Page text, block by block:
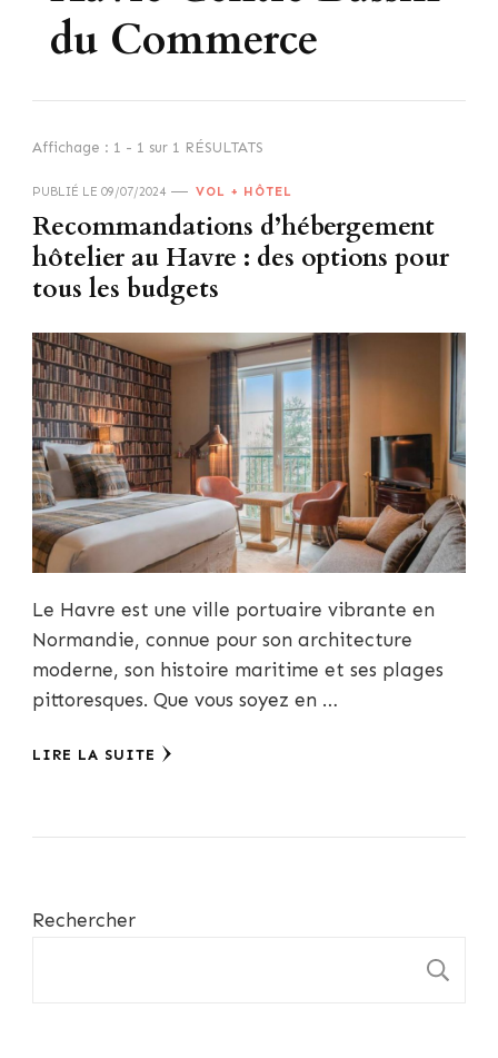
du Commerce
Affichage : 1 - 1 sur 1 RÉSULTATS
PUBLIÉ LE 09/07/2024 VOL + HÔTEL
Recommandations d’hébergement
hôtelier au Havre : des options pour
tous les budgets
Le Havre est une ville portuaire vibrante en
Normandie, connue pour son architecture
moderne, son histoire maritime et ses plages
pittoresques. Que vous soyez en …
LIRE LA SUITE
Rechercher